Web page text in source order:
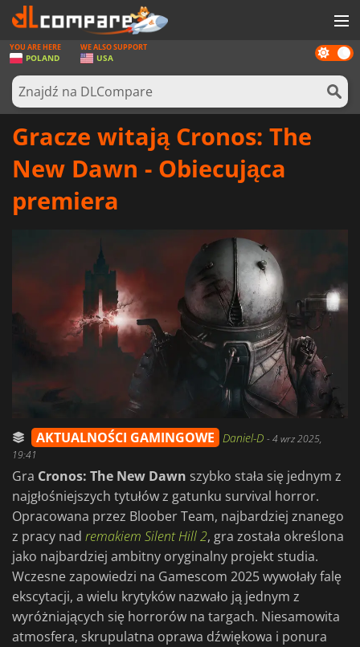
GRY
KARTY DO GIER
OPROGRAMOWANIE
AKTUALNOŚCI
Dark
mode
YOU ARE HERE
POLAND
WE ALSO SUPPORT
USA
Gracze witają Cronos: The
New Dawn - Obiecująca
premiera
AKTUALNOŚCI GAMINGOWE Daniel-D -4 wrz 2025,
19:41
Gra Cronos: The New Dawn szybko stała się jednym z
najgłośniejszych tytułów z gatunku survival horror.
Opracowana przez Bloober Team, najbardziej znanego
z pracy nad remakiem Silent Hill 2, gra została określona
jako najbardziej ambitny oryginalny projekt studia.
Wczesne zapowiedzi na Gamescom 2025 wywołały falę
ekscytacji, a wielu krytyków nazwało ją jednym z
wyróżniających się horrorów na targach. Niesamowita
atmosfera, skrupulatna oprawa dźwiękowa i ponura